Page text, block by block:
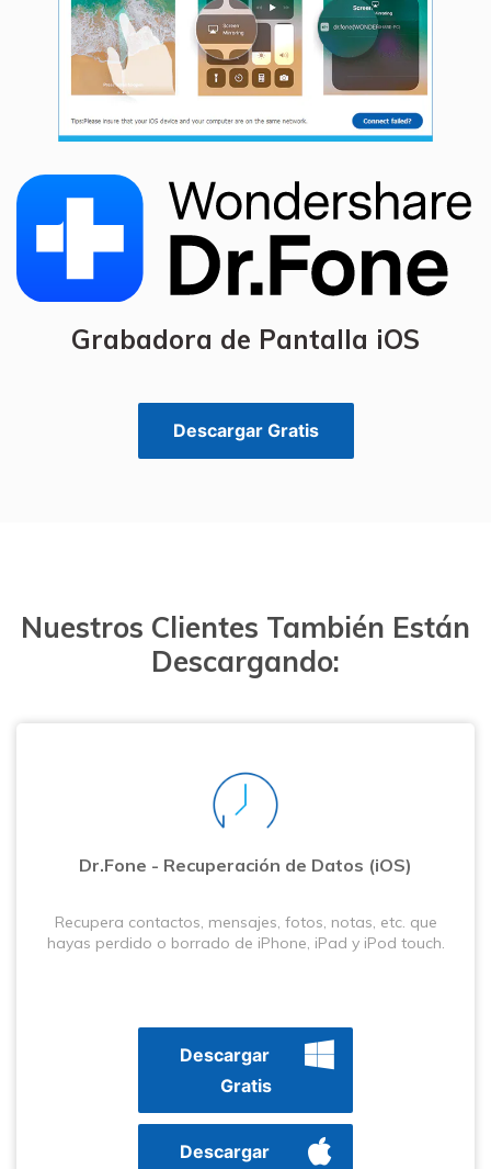
Grabadora de Pantalla iOS
Descargar Gratis
Nuestros Clientes También Están
Descargando:
Dr.Fone - Recuperación de Datos (iOS)
Recupera contactos, mensajes, fotos, notas, etc. que
hayas perdido o borrado de iPhone, iPad y iPod touch.
Descargar
Gratis
Descargar